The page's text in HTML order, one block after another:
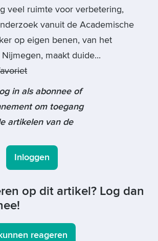
veel ruimte voor verbetering,
vanuit de Academische
op eigen benen, van het
maakt duide...
in als abonnee of
om toegang
artikelen van de
Inloggen
op dit artikel? Log dan
reageren